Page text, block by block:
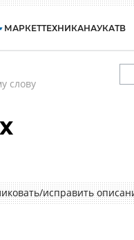
МАРКЕТТЕХНИКАНАУКАТВ
слову
исправить